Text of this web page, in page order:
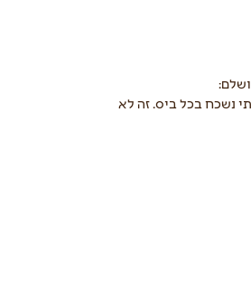
נשכח בכל ביס. זה לא